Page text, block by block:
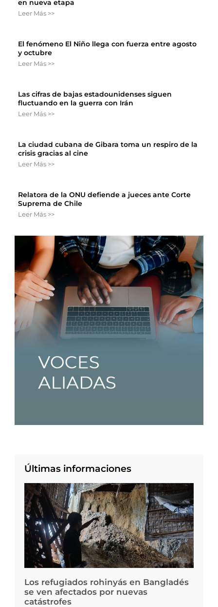
en nueva etapa
Leer Más >>
El fenómeno El Niño llega con fuerza entre agosto
y octubre
Leer Más >>
Las cifras de bajas estadounidenses siguen
fluctuando en la guerra con Irán
Leer Más >>
La ciudad cubana de Gibara toma un respiro de la
crisis gracias al cine
Leer Más >>
Relatora de la ONU defiende a jueces ante Corte
Suprema de Chile
Leer Más >>
Últimas informaciones
Los refugiados rohinyás en Bangladés
se ven afectados por nuevas
catástrofes